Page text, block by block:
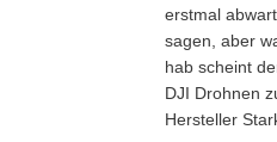
erstmal
sagen, aber
hab scheint
DJI Drohnen
Hersteller